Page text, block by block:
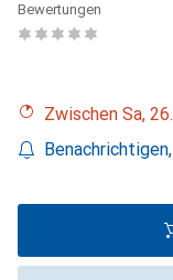
Bewertungen
Zwischen Sa,